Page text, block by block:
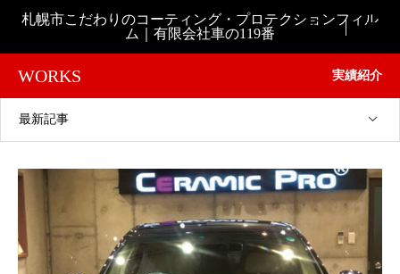
札幌市こだわりのコーティング・プロテクションフィル
ム｜有限会社車の119番

WORKS 実績紹介
最新記事